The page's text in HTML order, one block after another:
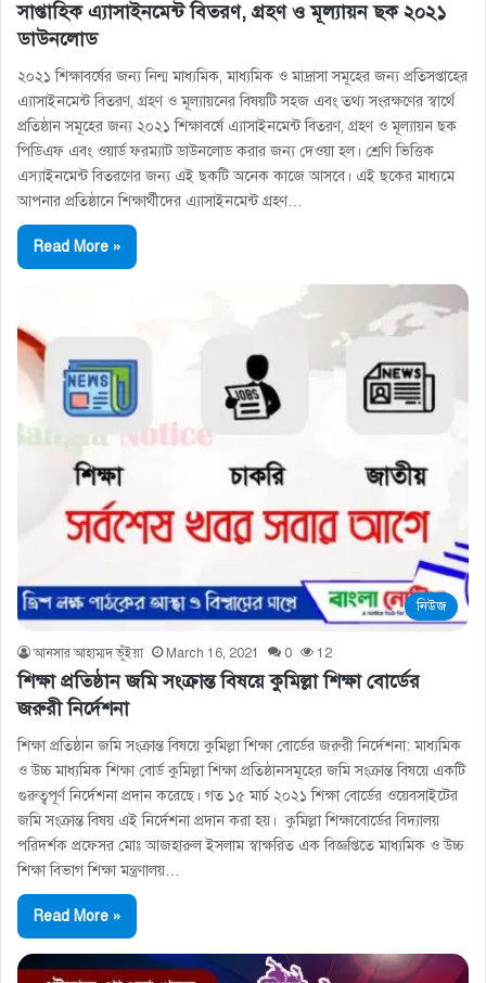
সাপ্তাহিক এ্যাসাইনমেন্ট বিতরণ, গ্রহণ ও মূল্যায়ন ছক ২০২১
ডাউনলোড
২০২১ শিক্ষাবর্ষের জন্য নিন্ম মাধ্যমিক, মাধ্যমিক ও মাদ্রাসা সমূহের জন্য প্রতিসপ্তাহের
এ্যাসাইনমেন্ট বিতরণ, গ্রহণ ও মূল্যায়নের বিষয়টি সহজ এবং তথ্য সংরক্ষণের স্বার্থে
প্রতিষ্ঠান সমূহের জন্য ২০২১ শিক্ষাবর্ষে এ্যাসাইনমেন্ট বিতরণ, গ্রহণ ও মূল্যায়ন ছক
পিডিএফ এবং ওয়ার্ড ফরম্যাট ডাউনলোড করার জন্য দেওয়া হল। শ্রেণি ভিত্তিক
এস্যাইনমেন্ট বিতরণের জন্য এই ছকটি অনেক কাজে আসবে। এই ছকের মাধ্যমে
আপনার প্রতিষ্ঠানে শিক্ষার্থীদের এ্যাসাইনমেন্ট গ্রহণ…
Read More »
নিউজ
আনসার আহাম্মদ ভূঁইয়া March 16, 2021 0 12
শিক্ষা প্রতিষ্ঠান জমি সংক্রান্ত বিষয়ে কুমিল্লা শিক্ষা বোর্ডের
জরুরী নির্দেশনা
শিক্ষা প্রতিষ্ঠান জমি সংক্রান্ত বিষয়ে কুমিল্লা শিক্ষা বোর্ডের জরুরী নির্দেশনা: মাধ্যমিক
ও উচ্চ মাধ্যমিক শিক্ষা বোর্ড কুমিল্লা শিক্ষা প্রতিষ্ঠানসমূহের জমি সংক্রান্ত বিষয়ে একটি
গুরুত্বপূর্ণ নির্দেশনা প্রদান করেছে। গত ১৫ মার্চ ২০২১ শিক্ষা বোর্ডের ওয়েবসাইটের
জমি সংক্রান্ত বিষয় এই নির্দেশনা প্রদান করা হয়। কুমিল্লা শিক্ষাবোর্ডের বিদ্যালয়
পরিদর্শক প্রফেসর মোঃ আজহারুল ইসলাম স্বাক্ষরিত এক বিজ্ঞপ্তিতে মাধ্যমিক ও উচ্চ
শিক্ষা বিভাগ শিক্ষা মন্ত্রণালয়…
Read More »